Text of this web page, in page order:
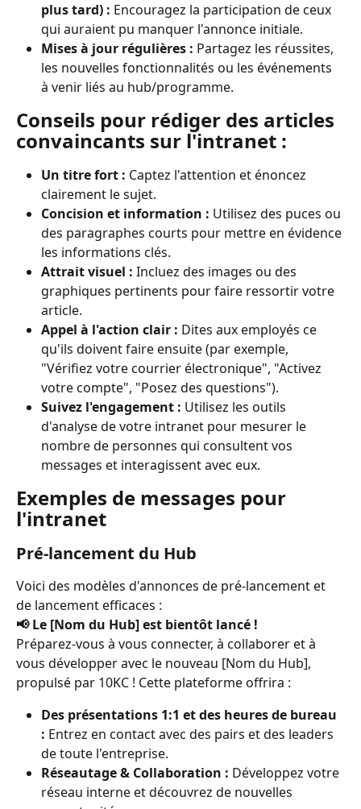
plus tard) : Encouragez la participation de ceux
qui auraient pu manquer l'annonce initiale.
Mises à jour régulières : Partagez les réussites,
les nouvelles fonctionnalités ou les événements
à venir liés au hub/programme.
Conseils pour rédiger des articles
convaincants sur l'intranet :
Un titre fort : Captez l'attention et énoncez
clairement le sujet.
Concision et information : Utilisez des puces ou
des paragraphes courts pour mettre en évidence
les informations clés.
Attrait visuel : Incluez des images ou des
graphiques pertinents pour faire ressortir votre
article.
Appel à l'action clair : Dites aux employés ce
qu'ils doivent faire ensuite (par exemple,
"Vérifiez votre courrier électronique", "Activez
votre compte", "Posez des questions").
Suivez l'engagement : Utilisez les outils
d'analyse de votre intranet pour mesurer le
nombre de personnes qui consultent vos
messages et interagissent avec eux.
Exemples de messages pour
l'intranet
Pré-lancement du Hub
Voici des modèles d'annonces de pré-lancement et
de lancement efficaces :
📢 Le [Nom du Hub] est bientôt lancé !
Préparez-vous à vous connecter, à collaborer et à
vous développer avec le nouveau [Nom du Hub],
propulsé par 10KC ! Cette plateforme offrira :
Des présentations 1:1 et des heures de bureau
: Entrez en contact avec des pairs et des leaders
de toute l'entreprise.
Réseautage & Collaboration : Développez votre
réseau interne et découvrez de nouvelles